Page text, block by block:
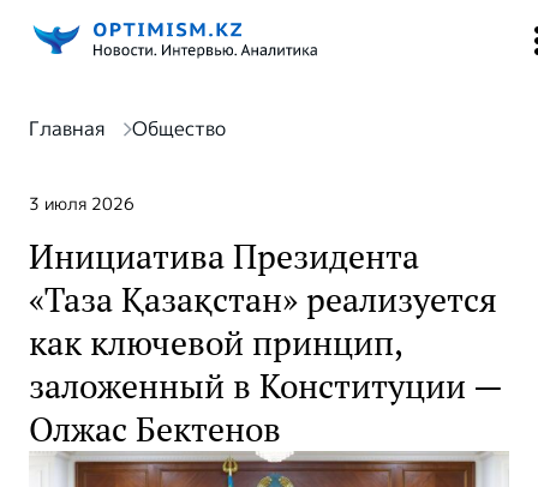
Главная Общество
3 июля 2026
Инициатива Президента
«Таза Қазақстан» реализуется
как ключевой принцип,
заложенный в Конституции —
Олжас Бектенов